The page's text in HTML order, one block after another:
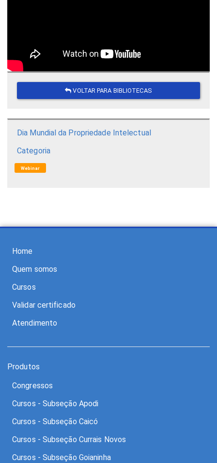
VOLTAR PARA BIBLIOTECAS
Dia Mundial da Propriedade Intelectual
Categoria
Webinar
Home
Quem somos
Cursos
Validar certificado
Atendimento
Produtos
Congressos
Cursos - Subseção Apodi
Cursos - Subseção Caicó
Cursos - Subseção Currais Novos
Cursos - Subseção Goianinha